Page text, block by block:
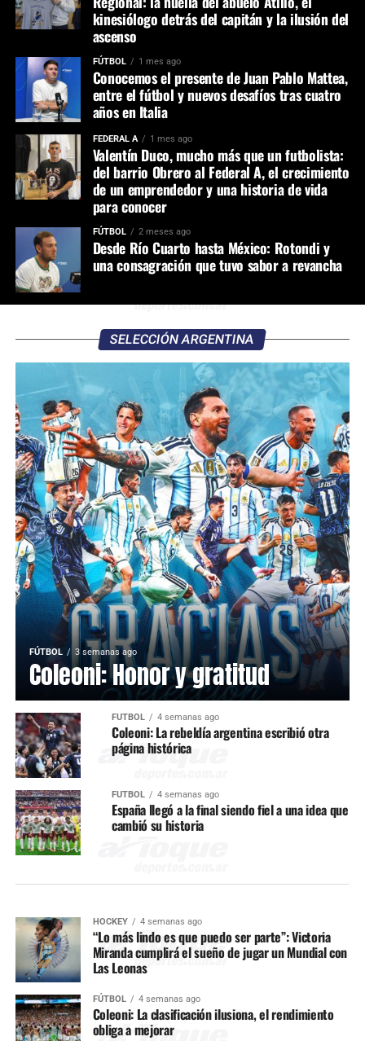
kinesiólogo detrás del capitán y la ilusión del
ascenso
FÚTBOL 1 mes ago
Conocemos el presente de Juan Pablo Mattea,
entre el fútbol y nuevos desafíos tras cuatro
años en Italia
FEDERAL A 1 mes ago
Valentín Duco, mucho más que un futbolista:
del barrio Obrero al Federal A, el crecimiento
de un emprendedor y una historia de vida
para conocer
FÚTBOL 2 meses ago
Desde Río Cuarto hasta México: Rotondi y
una consagración que tuvo sabor a revancha
SELECCIÓN ARGENTINA
FÚTBOL 3 semanas ago
Coleoni: Honor y gratitud
FÚTBOL 4 semanas ago
Coleoni: La rebeldía argentina escribió otra
página histórica
FÚTBOL 4 semanas ago
España llegó a la final siendo fiel a una idea que
cambió su historia
HOCKEY 4 semanas ago
“Lo más lindo es que puedo ser parte”: Victoria
Miranda cumplirá el sueño de jugar un Mundial con
Las Leonas
FÚTBOL 4 semanas ago
Coleoni: La clasificación ilusiona, el rendimiento
obliga a mejorar